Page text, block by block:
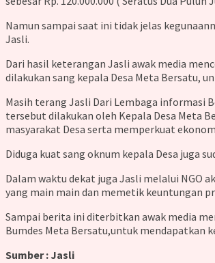
Namun sampai saat ini tidak jelas
Jasli.
Dari hasil keterangan Jasli awak media
dilakukan sang kepala Desa Meta Bersatu,
Masih terang Jasli Dari Lembaga informasi
tersebut dilakukan oleh Kepala Desa Meta
masyarakat Desa serta memperkuat
Diduga kuat sang oknum kepala Desa juga
Dalam waktu dekat juga Jasli melalui NGO
yang main main dan memetik keuntungan
Sampai berita ini diterbitkan awak media
Bumdes Meta Bersatu,untuk mendapatkan
Sumber : Jasli